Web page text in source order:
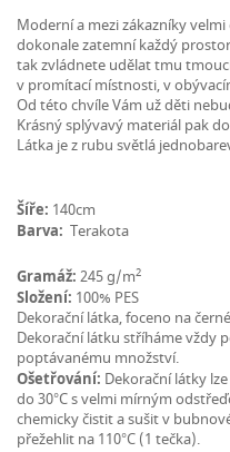
Moderní a mezi zákazníky
dokonale zatemní každý
tak zvládnete udělat tmu
v promítací místnosti, v
Od této chvíle Vám už děti
Krásný splývavý materiál pak
Látka je z rubu světlá
Šíře: 140cm
Barva: Terakota
Gramáž: 245 g/m2
Složení: 100% PES
Dekorační látka, foceno na
Dekorační látku stříháme vždy
poptávanému množství.
Ošetřování: Dekorační látky
do 30°C s velmi mírným
chemicky čistit a sušit v
přežehlit na 110°C (1 tečka).